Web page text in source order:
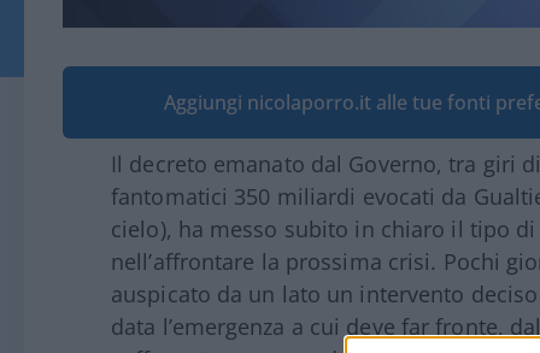
Aggiungi nicolaporro.it alle tue fonti
Il decreto emanato dal Governo, tra giri
fantomatici 350 miliardi evocati da
cielo), ha messo subito in chiaro il tipo
nell’affrontare la prossima crisi. Pochi
auspicato da un lato un intervento
data l’emergenza a cui deve far fronte,